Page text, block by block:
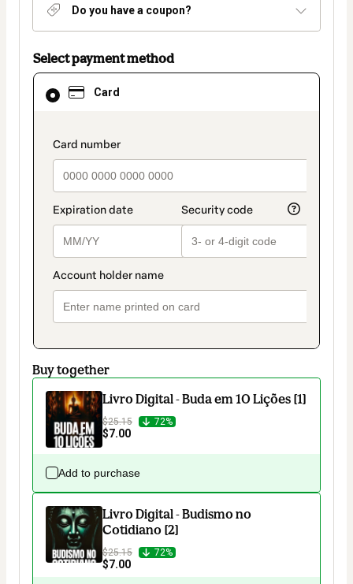
Do you have a coupon?
Select payment method
Card
payment_data.section_title_v2
Card
selected
method
Buy together
Livro Digital - Buda em 10 Lições [1]
$25.15 72%
$7.00
Add to purchase
Livro Digital - Budismo no
Cotidiano [2]
$25.15 72%
$7.00